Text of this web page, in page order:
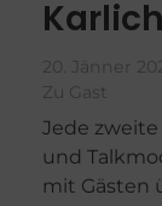
20. Jänner
Zu Gast
Jede
und
mit Gästen